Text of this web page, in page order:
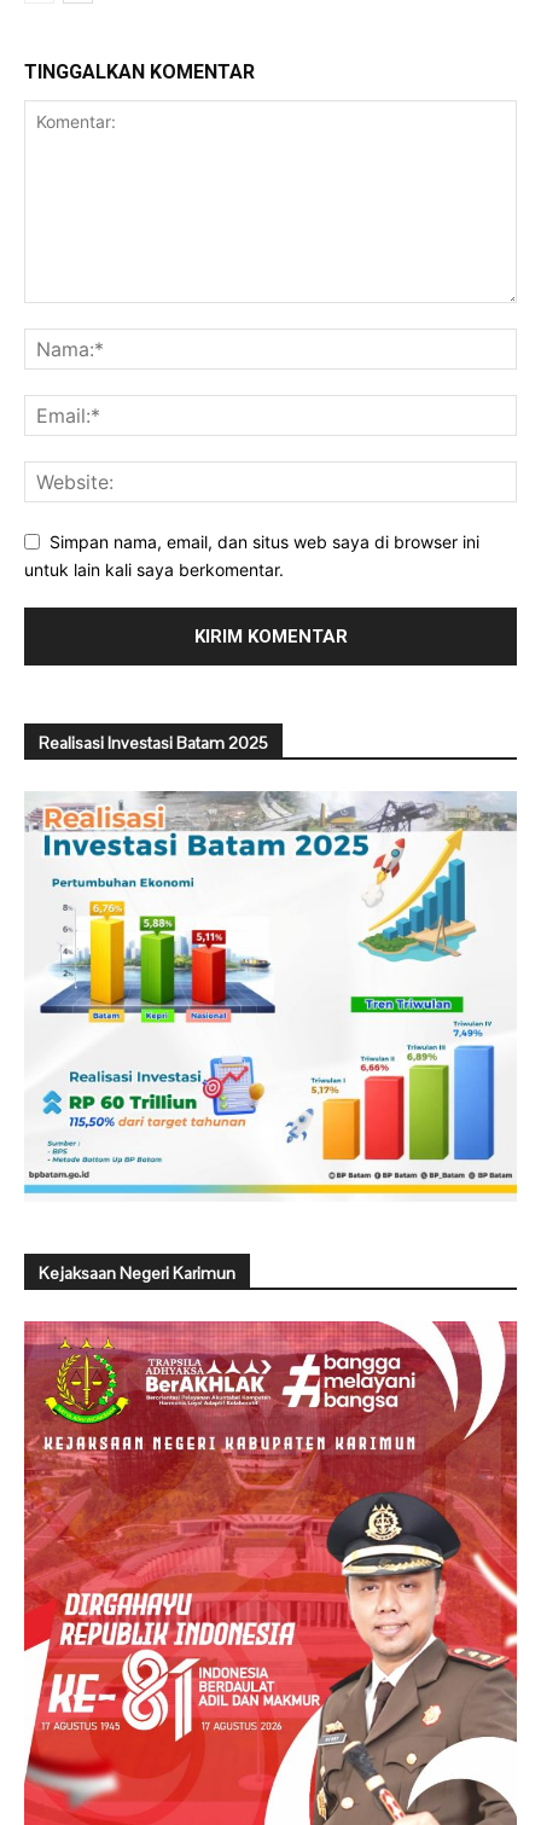
TINGGALKAN KOMENTAR
Simpan nama, email, dan situs web saya di browser ini
untuk lain kali saya berkomentar.
Realisasi Investasi Batam 2025
Kejaksaan Negeri Karimun